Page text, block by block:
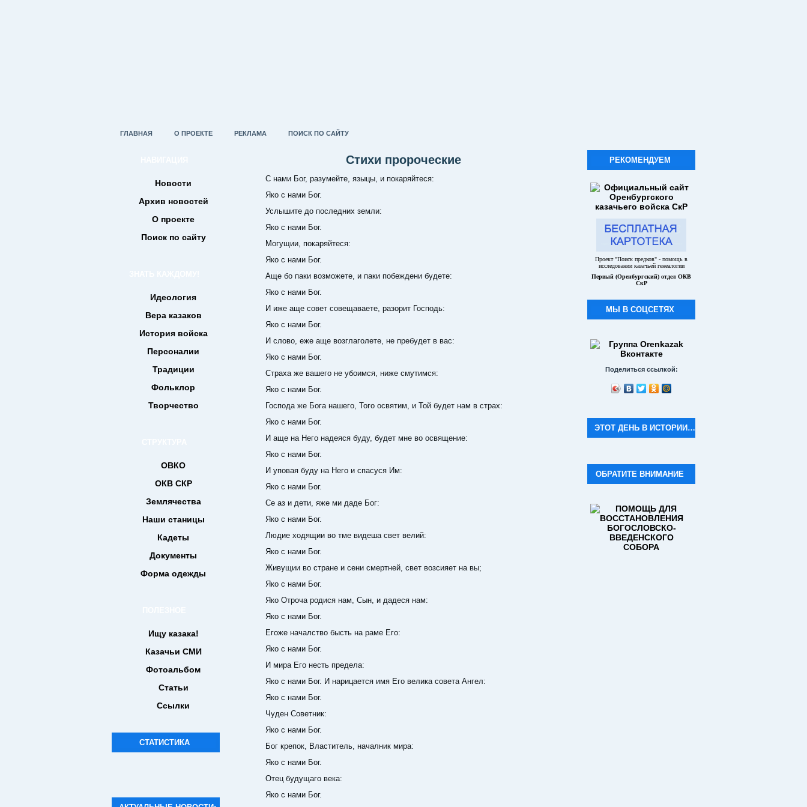
ГЛАВНАЯ О ПРОЕКТЕ РЕКЛАМА ПОИСК ПО САЙТУ
Новости
Архив новостей
О проекте
Поиск по сайту
Идеология
Вера казаков
История войска
Персоналии
Традиции
Фольклор
Творчество
ОВКО
ОКВ СКР
Землячества
Наши станицы
Кадеты
Документы
Форма одежды
Ищу казака!
Казачьи СМИ
Фотоальбом
Статьи
Ссылки
СТАТИСТИКА
Стихи пророческие
С нами Бог, разумейте, языцы, и покаряйтеся:
Яко с нами Бог.
Услышите до последних земли:
Яко с нами Бог.
Могущии, покаряйтеся:
Яко с нами Бог.
Аще бо паки возможете, и паки побеждени будете:
Яко с нами Бог.
И иже аще совет совещаваете, разорит Господь:
Яко с нами Бог.
И слово, еже аще возглаголете, не пребудет в вас:
Яко с нами Бог.
Страха же вашего не убоимся, ниже смутимся:
Яко с нами Бог.
Господа же Бога нашего, Того освятим, и Той будет нам в страх:
Яко с нами Бог.
И аще на Него надеяся буду, будет мне во освящение:
Яко с нами Бог.
И уповая буду на Него и спасуся Им:
Яко с нами Бог.
Се аз и дети, яже ми даде Бог:
Яко с нами Бог.
Людие ходящии во тме видеша свет велий:
Яко с нами Бог.
Живущии во стране и сени смертней, свет возсияет на вы;
Яко с нами Бог.
Яко Отроча родися нам, Сын, и дадеся нам:
Яко с нами Бог.
Егоже началство бысть на раме Его:
Яко с нами Бог.
И мира Его несть предела:
Яко с нами Бог. И нарицается имя Его велика совета Ангел:
Яко с нами Бог.
Чуден Советник:
Яко с нами Бог.
Бог крепок, Властитель, началник мира:
Яко с нами Бог.
Отец будущаго века:
Яко с нами Бог.
РЕКОМЕНДУЕМ
Проект "Поиск предков" - помощь в
исследовании казачьей генеалогии
Первый (Оренбургский) отдел ОКВ
СкР
МЫ В СОЦСЕТЯХ
Поделиться ссылкой:
ЭТОТ ДЕНЬ В ИСТОРИИ…
ОБРАТИТЕ ВНИМАНИЕ